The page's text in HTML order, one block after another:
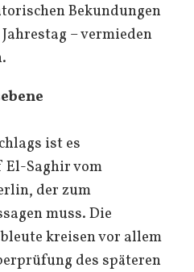
Bekundungen
– vermieden
ist es
El-Saghir vom
der zum
muss. Die
kreisen vor allem
des späteren